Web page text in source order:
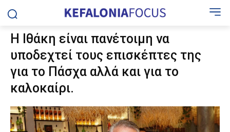
Η Ιθάκη είναι πανέτοιμη να
υποδεχτεί τους επισκέπτες της
για το Πάσχα αλλά και για το
καλοκαίρι.